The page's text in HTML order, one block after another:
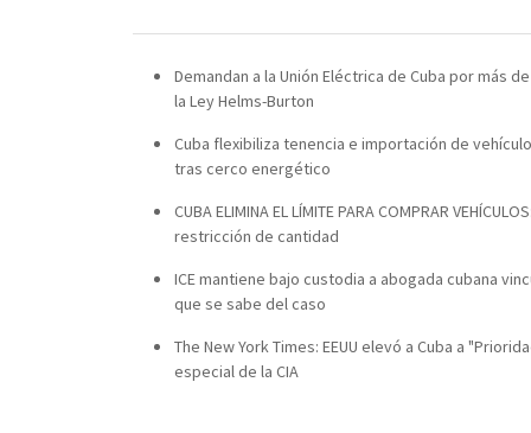
Demandan a la Unión Eléctrica de Cuba por más
la Ley Helms-Burton
Cuba flexibiliza tenencia e importación de
tras cerco energético
CUBA ELIMINA EL LÍMITE PARA COMPRAR
restricción de cantidad
ICE mantiene bajo custodia a abogada cubana
que se sabe del caso
The New York Times: EEUU elevó a Cuba a
especial de la CIA